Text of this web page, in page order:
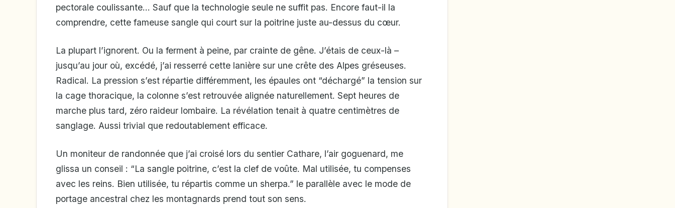
pectorale coulissante… Sauf que la technologie seule ne suffit pas. Encore faut-il la
comprendre, cette fameuse sangle qui court sur la poitrine juste au-dessus du cœur.
La plupart l’ignorent. Ou la ferment à peine, par crainte de gêne. J’étais de ceux-là –
jusqu’au jour où, excédé, j’ai resserré cette lanière sur une crête des Alpes gréseuses.
Radical. La pression s’est répartie différemment, les épaules ont “déchargé” la tension sur
la cage thoracique, la colonne s’est retrouvée alignée naturellement. Sept heures de
marche plus tard, zéro raideur lombaire. La révélation tenait à quatre centimètres de
sanglage. Aussi trivial que redoutablement efficace.
Un moniteur de randonnée que j’ai croisé lors du sentier Cathare, l’air goguenard, me
glissa un conseil : “La sangle poitrine, c’est la clef de voûte. Mal utilisée, tu compenses
avec les reins. Bien utilisée, tu répartis comme un sherpa.” le parallèle avec le mode de
portage ancestral chez les montagnards prend tout son sens.